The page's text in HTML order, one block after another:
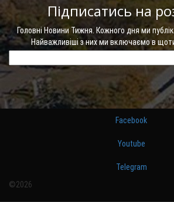
Підписатись на
Головні Новини Тижня. Кожного дня ми
Найважливіші з них ми включаємо в
Facebook
Youtube
Telegram
©2026